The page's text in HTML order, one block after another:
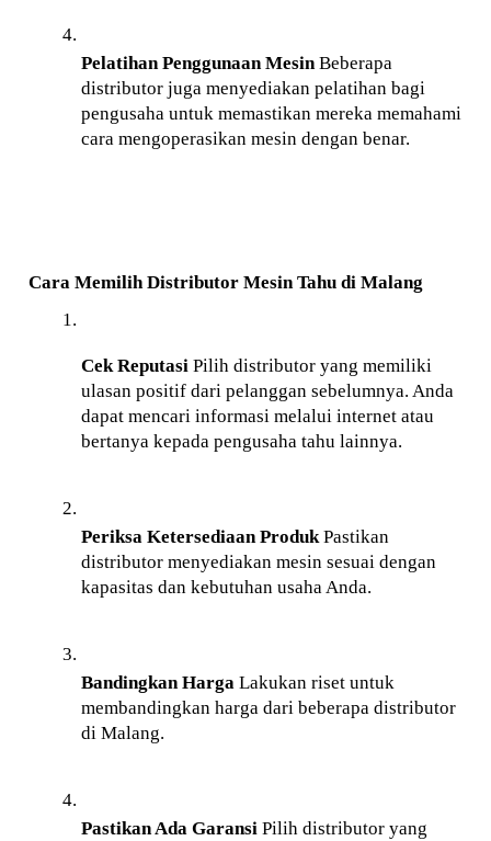
Pelatihan Penggunaan Mesin Beberapa
distributor juga menyediakan pelatihan bagi
pengusaha untuk memastikan mereka memahami
cara mengoperasikan mesin dengan benar.
Cara Memilih Distributor Mesin Tahu di Malang
Cek Reputasi Pilih distributor yang memiliki
ulasan positif dari pelanggan sebelumnya. Anda
dapat mencari informasi melalui internet atau
bertanya kepada pengusaha tahu lainnya.
Periksa Ketersediaan Produk Pastikan
distributor menyediakan mesin sesuai dengan
kapasitas dan kebutuhan usaha Anda.
Bandingkan Harga Lakukan riset untuk
membandingkan harga dari beberapa distributor
di Malang.
Pastikan Ada Garansi Pilih distributor yang